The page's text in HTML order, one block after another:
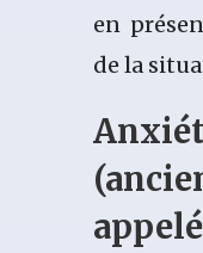
en
de la